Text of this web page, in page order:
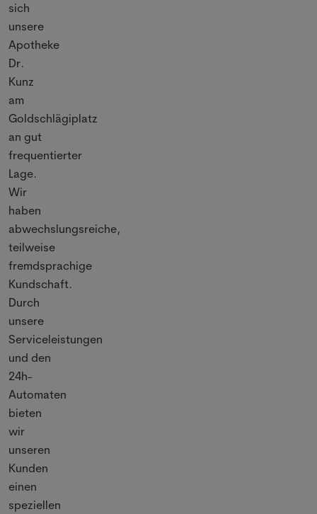
sich
unsere
Apotheke
Dr.
Kunz
am
Goldschlägiplatz
an gut
frequentierter
Lage.
Wir
haben
abwechslungsreiche,
teilweise
fremdsprachige
Kundschaft.
Durch
unsere
Serviceleistungen
und den
24h-
Automaten
bieten
wir
unseren
Kunden
einen
speziellen